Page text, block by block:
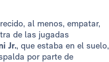
al menos, empatar,
de las jugadas
Jr., que estaba en el suelo,
por parte de